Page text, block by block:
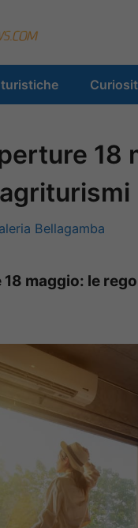
18
Bellagamba
maggio: le